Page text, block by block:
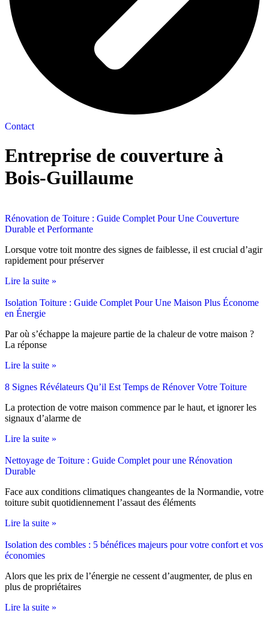
Contact
Entreprise de couverture à
Bois-Guillaume
Rénovation de Toiture : Guide Complet Pour Une Couverture
Durable et Performante
Lorsque votre toit montre des signes de faiblesse, il est crucial d’agir
rapidement pour préserver
Lire la suite »
Isolation Toiture : Guide Complet Pour Une Maison Plus Économe
en Énergie
Par où s’échappe la majeure partie de la chaleur de votre maison ?
La réponse
Lire la suite »
8 Signes Révélateurs Qu’il Est Temps de Rénover Votre Toiture
La protection de votre maison commence par le haut, et ignorer les
signaux d’alarme de
Lire la suite »
Nettoyage de Toiture : Guide Complet pour une Rénovation
Durable
Face aux conditions climatiques changeantes de la Normandie, votre
toiture subit quotidiennement l’assaut des éléments
Lire la suite »
Isolation des combles : 5 bénéfices majeurs pour votre confort et vos
économies
Alors que les prix de l’énergie ne cessent d’augmenter, de plus en
plus de propriétaires
Lire la suite »